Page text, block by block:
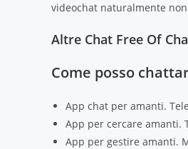
videochat naturalmente
Altre Chat Free Of
Come posso
App chat per amanti.
App per cercare amanti.
App per gestire amanti.